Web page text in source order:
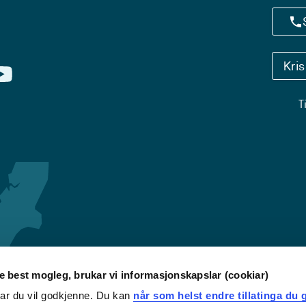
best mogleg, brukar vi informasjonskapslar (cookiar)
du vil godkjenne. Du kan når som helst endre tillatinga du